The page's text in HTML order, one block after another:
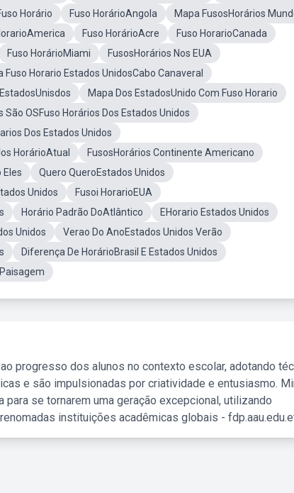
Horário Fuso HorárioAngola
Mapa FusosHorários
Fuso HorárioAcre
Fuso HorarioCanada
Fuso HorárioMiami
FusosHorários Nos EUA
Fuso Horario Estados UnidosCabo Canaveral
Mapa Dos EstadosUnido Com Fuso Horario
São OSFuso Horários Dos Estados Unidos
Dos Estados Unidos
HorárioAtual
FusosHorários Continente Americano
Eles
Quero QueroEstados Unidos
Unidos
Fusoi HorarioEUA
Horário Padrão DoAtlântico
EHorario Estados Unidos
Unidos
Verao Do AnoEstados Unidos Verão
Diferença De HorárioBrasil E Estados Unidos
progresso dos alunos no contexto escolar, adotando
e são impulsionadas por criatividade e entusiasmo.
se tornarem uma geração excepcional, utilizando
instituições acadêmicas globais -